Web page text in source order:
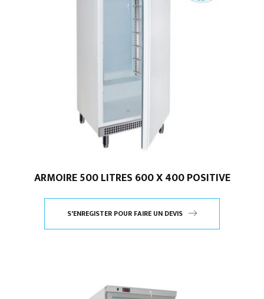
ARMOIRE 500 LITRES 600 X 400 POSITIVE
S'ENREGISTER POUR FAIRE UN DEVIS